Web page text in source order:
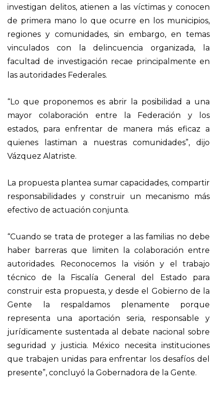
investigan delitos, atienen a las víctimas y conocen
de primera mano lo que ocurre en los municipios,
regiones y comunidades, sin embargo, en temas
vinculados con la delincuencia organizada, la
facultad de investigación recae principalmente en
las autoridades Federales.
“Lo que proponemos es abrir la posibilidad a una
mayor colaboración entre la Federación y los
estados, para enfrentar de manera más eficaz a
quienes lastiman a nuestras comunidades”, dijo
Vázquez Alatriste.
La propuesta plantea sumar capacidades, compartir
responsabilidades y construir un mecanismo más
efectivo de actuación conjunta.
“Cuando se trata de proteger a las familias no debe
haber barreras que limiten la colaboración entre
autoridades. Reconocemos la visión y el trabajo
técnico de la Fiscalía General del Estado para
construir esta propuesta, y desde el Gobierno de la
Gente la respaldamos plenamente porque
representa una aportación seria, responsable y
jurídicamente sustentada al debate nacional sobre
seguridad y justicia. México necesita instituciones
que trabajen unidas para enfrentar los desafíos del
presente”, concluyó la Gobernadora de la Gente.